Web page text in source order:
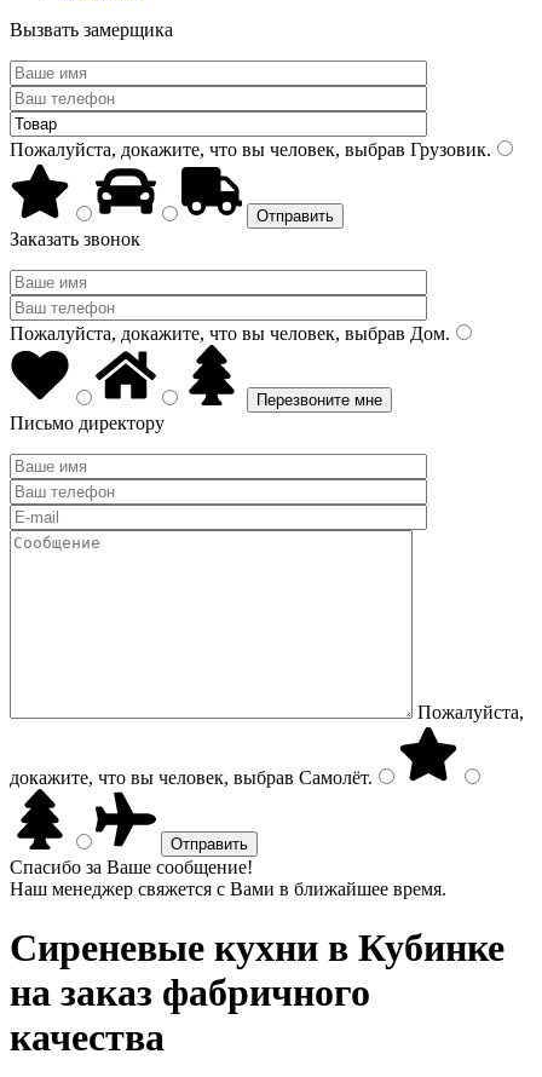
Вызвать замерщика
Пожалуйста, докажите, что вы человек, выбрав Грузовик.
Заказать звонок
Пожалуйста, докажите, что вы человек, выбрав Дом.
Письмо директору
Пожалуйста,
докажите, что вы человек, выбрав Самолёт.
Спасибо за Ваше сообщение!
Наш менеджер свяжется с Вами в ближайшее время.
Сиреневые кухни в Кубинке
на заказ фабричного
качества